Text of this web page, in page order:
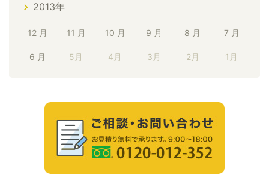
2013年
12 月 11 月 10 月 9 月 8 月 7 月
6 月 5月 4月 3月 2月 1月